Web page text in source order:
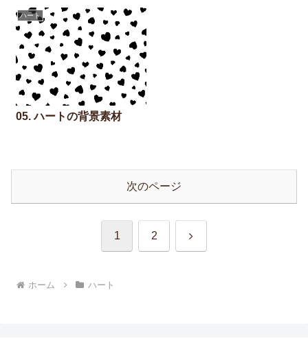
ハート
05. ハートの背景素材
次のページ
1 2 次
ホーム ハート